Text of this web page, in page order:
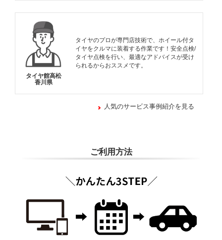
タイヤ館高松
香川県
タイヤのプロが専門店技術で、ホイール付タ
イヤをクルマに装着する作業です！安全点検/
タイヤ点検を行い、最適なアドバイスが受け
られるからおススメです。
人気のサービス事例紹介を見る
ご利用方法